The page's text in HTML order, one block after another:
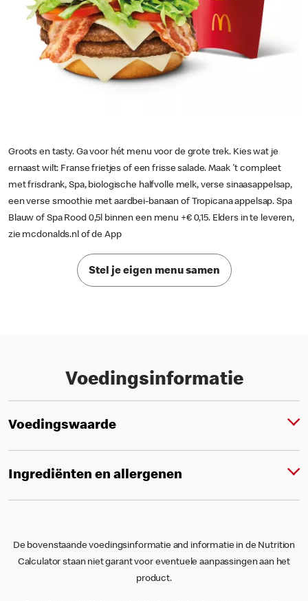
Groots en tasty. Ga voor hét menu voor de grote trek. Kies wat je
ernaast wilt: Franse frietjes of een frisse salade. Maak 't compleet
met frisdrank, Spa, biologische halfvolle melk, verse sinaasappelsap,
een verse smoothie met aardbei-banaan of Tropicana appelsap. Spa
Blauw of Spa Rood 0,5l binnen een menu +€ 0,15. Elders in te leveren,
zie mcdonalds.nl of de App
Stel je eigen menu samen
Voedingsinformatie
Voedingswaarde
Ingrediënten en allergenen
De bovenstaande voedingsinformatie and informatie in de Nutrition
Calculator staan niet garant voor eventuele aanpassingen aan het
product.